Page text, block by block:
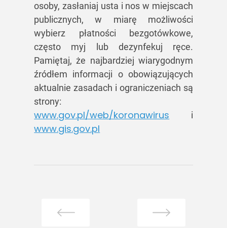
osoby, zasłaniaj usta i nos w miejscach
publicznych, w miarę możliwości
wybierz płatności bezgotówkowe,
często myj lub dezynfekuj ręce.
Pamiętaj, że najbardziej wiarygodnym
źródłem informacji o obowiązujących
aktualnie zasadach i ograniczeniach są
strony:
www.gov.pl/web/koronawirus i
www.gis.gov.pl